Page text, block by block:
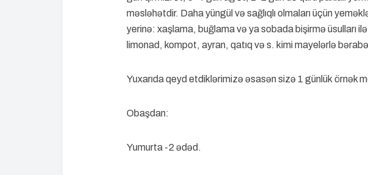
məsləhətdir. Daha yüngül və sağlıqlı olmaları üçün
yerinə: xaşlama, buğlama və ya sobada bişirmə üsulları ilə
limonad, kompot, ayran, qatıq və s. kimi mayelərlə
Yuxarıda qeyd etdiklərimizə əsasən sizə 1 günlük örnək
Obaşdan:
Yumurta -2 ədəd.